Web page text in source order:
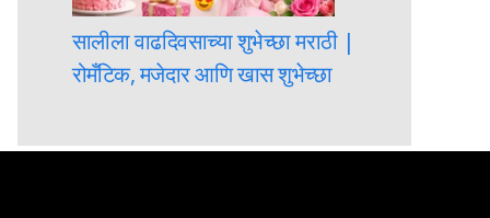
सालीला वाढदिवसाच्या शुभेच्छा मराठी |
रोमँटिक, मजेदार आणि खास शुभेच्छा